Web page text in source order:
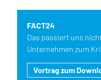
FACT24
Das passiert uns
Unternehmen zum
Vortrag zum